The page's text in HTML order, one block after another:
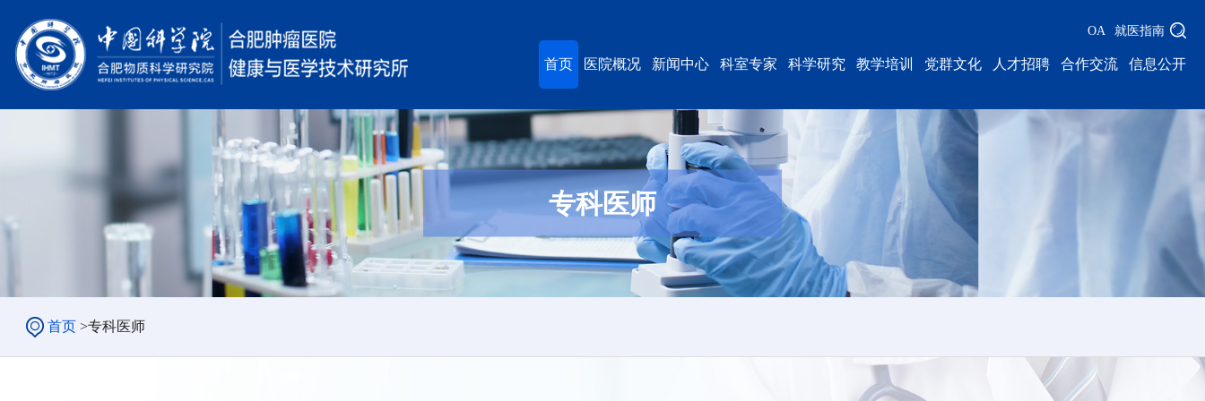
OA 就医指南
首页 医院概况 新闻中心 科室专家 科学研究 教学培训 党群文化 人才招聘 合作交流 信息公开
专科医师
首页 >专科医师